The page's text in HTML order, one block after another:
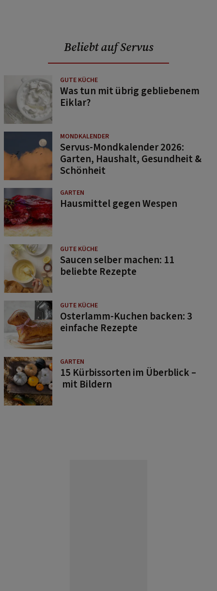
Beliebt auf Servus
GUTE KÜCHE
Was tun mit übrig gebliebenem
Eiklar?
MONDKALENDER
Servus-Mondkalender 2026:
Garten, Haushalt, Gesundheit &
Schönheit
GARTEN
Hausmittel gegen Wespen
GUTE KÜCHE
Saucen selber machen: 11
beliebte Rezepte
GUTE KÜCHE
Osterlamm-Kuchen backen: 3
einfache Rezepte
GARTEN
15 Kürbissorten im Überblick –
mit Bildern